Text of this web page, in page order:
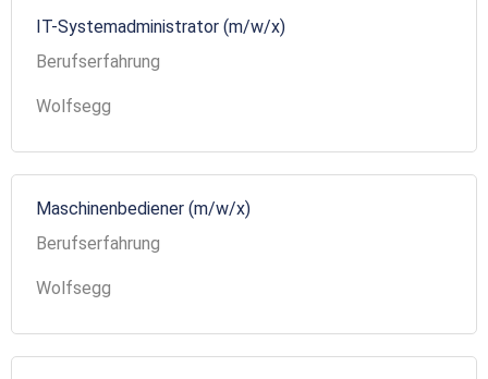
IT-Systemadministrator (m/w/x)
Berufserfahrung
Wolfsegg
Maschinenbediener (m/w/x)
Berufserfahrung
Wolfsegg